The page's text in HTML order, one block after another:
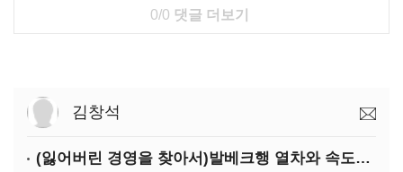
0/0 댓글 더보기
김창석
(잃어버린 경영을 찾아서)발베크행 열차와 속도의 환상: 디지털 전환과 물류 혁신의 포용적 노동 전략